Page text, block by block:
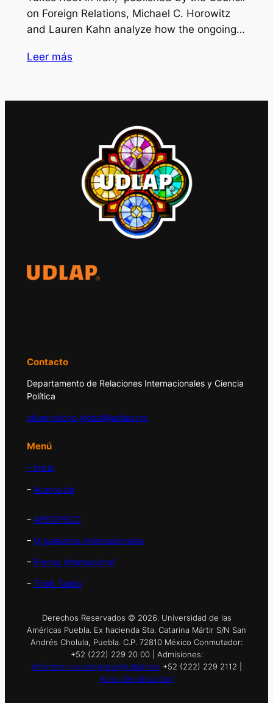
on Foreign Relations, Michael C. Horowitz
and Lauren Kahn analyze how the ongoing…
Leer más
Contacto
Departamento de Relaciones Internacionales y Ciencia
Política
observatorio.global@udlap.mx
Menú
– Inicio
– Acerca de
– APEC/PECC
– Organismos Internacionales
– Prensa Internacional
– Think Tanks
Derechos Reservados © 2026. Universidad de las
Américas Puebla. Ex hacienda Sta. Catarina Mártir S/N San
Andrés Cholula, Puebla. C.P. 72810 México Conmutador:
+52 (222) 229 20 00 | Admisiones:
informes.nuevoingreso@udlap.mx +52 (222) 229 2112 |
Aviso de privacidad